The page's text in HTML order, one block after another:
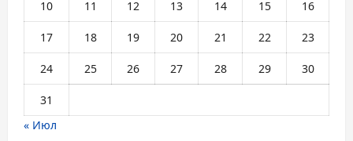
10 11 12 13 14 15 16
17 18 19 20 21 22 23
24 25 26 27 28 29 30
31
« Июл